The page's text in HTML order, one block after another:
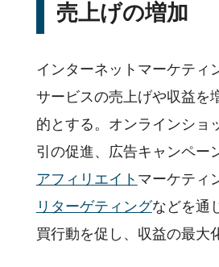
売上げの増加
インターネットマーケティ
サービスの売上げや収益を
的とする。オンラインショ
引の促進、広告キャンペー
アフィリエイト マーケティ
リターゲティングなどを通
買行動を促し、収益の最大